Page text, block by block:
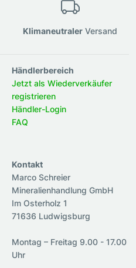
Klimaneutraler Versand
Händlerbereich
Jetzt als Wiederverkäufer
registrieren
Händler-Login
FAQ
Kontakt
Marco Schreier
Mineralienhandlung GmbH
Im Osterholz 1
71636 Ludwigsburg
Montag – Freitag 9.00 - 17.00
Uhr